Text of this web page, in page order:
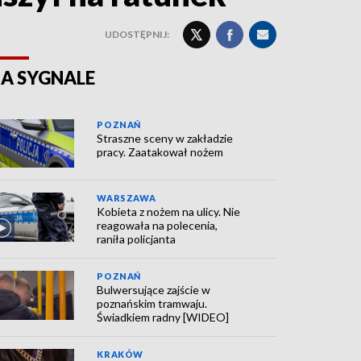
UDOSTĘPNIJ:
SYGNALE
POZNAŃ
Straszne sceny w zakładzie
pracy. Zaatakował nożem
WARSZAWA
Kobieta z nożem na ulicy. Nie
reagowała na polecenia,
raniła policjanta
POZNAŃ
Bulwersujące zajście w
poznańskim tramwaju.
Świadkiem radny [WIDEO]
KRAKÓW